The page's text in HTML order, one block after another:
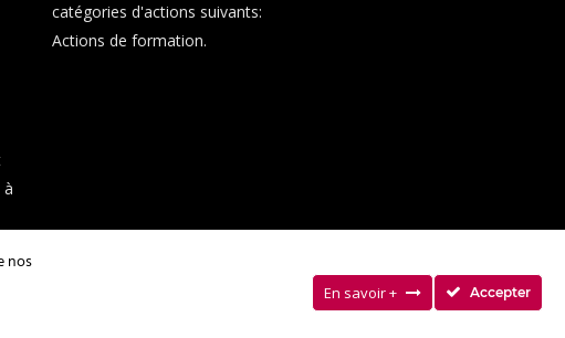
à
catégories d'actions suivants:
Actions de formation.
nos
Accepter
En savoir +